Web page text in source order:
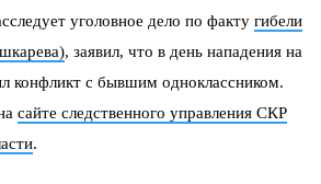
уголовное дело по факту гибели
, заявил, что в день нападения на
конфликт с бывшим одноклассником.
сайте следственного управления СКР
.